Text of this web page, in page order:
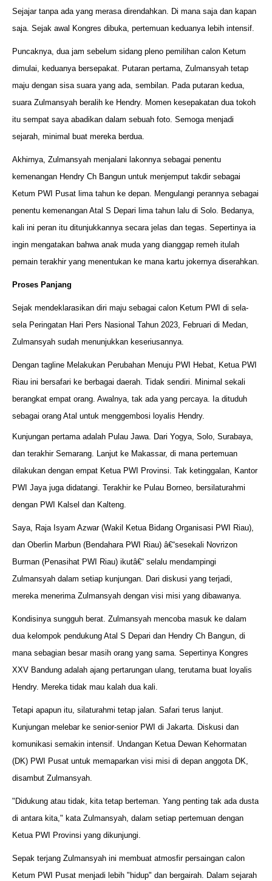
Sejajar tanpa ada yang merasa direndahkan. Di mana saja dan kapan
saja. Sejak awal Kongres dibuka, pertemuan keduanya lebih intensif.
Puncaknya, dua jam sebelum sidang pleno pemilihan calon Ketum
dimulai, keduanya bersepakat. Putaran pertama, Zulmansyah tetap
maju dengan sisa suara yang ada, sembilan. Pada putaran kedua,
suara Zulmansyah beralih ke Hendry. Momen kesepakatan dua tokoh
itu sempat saya abadikan dalam sebuah foto. Semoga menjadi
sejarah, minimal buat mereka berdua.
Akhirnya, Zulmansyah menjalani lakonnya sebagai penentu
kemenangan Hendry Ch Bangun untuk menjemput takdir sebagai
Ketum PWI Pusat lima tahun ke depan. Mengulangi perannya sebagai
penentu kemenangan Atal S Depari lima tahun lalu di Solo. Bedanya,
kali ini peran itu ditunjukkannya secara jelas dan tegas. Sepertinya ia
ingin mengatakan bahwa anak muda yang dianggap remeh itulah
pemain terakhir yang menentukan ke mana kartu jokernya diserahkan.
Proses Panjang
Sejak mendeklarasikan diri maju sebagai calon Ketum PWI di sela-
sela Peringatan Hari Pers Nasional Tahun 2023, Februari di Medan,
Zulmansyah sudah menunjukkan keseriusannya.
Dengan tagline Melakukan Perubahan Menuju PWI Hebat, Ketua PWI
Riau ini bersafari ke berbagai daerah. Tidak sendiri. Minimal sekali
berangkat empat orang. Awalnya, tak ada yang percaya. Ia dituduh
sebagai orang Atal untuk menggembosi loyalis Hendry.
Kunjungan pertama adalah Pulau Jawa. Dari Yogya, Solo, Surabaya,
dan terakhir Semarang. Lanjut ke Makassar, di mana pertemuan
dilakukan dengan empat Ketua PWI Provinsi. Tak ketinggalan, Kantor
PWI Jaya juga didatangi. Terakhir ke Pulau Borneo, bersilaturahmi
dengan PWI Kalsel dan Kalteng.
Saya, Raja Isyam Azwar (Wakil Ketua Bidang Organisasi PWI Riau),
dan Oberlin Marbun (Bendahara PWI Riau) â€“sesekali Novrizon
Burman (Penasihat PWI Riau) ikutâ€“ selalu mendampingi
Zulmansyah dalam setiap kunjungan. Dari diskusi yang terjadi,
mereka menerima Zulmansyah dengan visi misi yang dibawanya.
Kondisinya sungguh berat. Zulmansyah mencoba masuk ke dalam
dua kelompok pendukung Atal S Depari dan Hendry Ch Bangun, di
mana sebagian besar masih orang yang sama. Sepertinya Kongres
XXV Bandung adalah ajang pertarungan ulang, terutama buat loyalis
Hendry. Mereka tidak mau kalah dua kali.
Tetapi apapun itu, silaturahmi tetap jalan. Safari terus lanjut.
Kunjungan melebar ke senior-senior PWI di Jakarta. Diskusi dan
komunikasi semakin intensif. Undangan Ketua Dewan Kehormatan
(DK) PWI Pusat untuk memaparkan visi misi di depan anggota DK,
disambut Zulmansyah.
"Didukung atau tidak, kita tetap berteman. Yang penting tak ada dusta
di antara kita," kata Zulmansyah, dalam setiap pertemuan dengan
Ketua PWI Provinsi yang dikunjungi.
Sepak terjang Zulmansyah ini membuat atmosfir persaingan calon
Ketum PWI Pusat menjadi lebih "hidup" dan bergairah. Dalam sejarah